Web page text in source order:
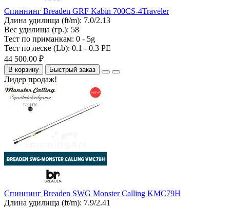
Спиннинг Breaden GRF Kabin 700CS-4Traveler
Длина удилища (ft/m): 7.0/2.13
Вес удилища (гр.): 58
Тест по приманкам: 0 - 5g
Тест по леске (Lb): 0.1 - 0.3 PE
44 500.00 ₽
В корзину Быстрый заказ
Лидер продаж!
Спиннинг Breaden SWG Monster Calling KMC79H
Длина удилища (ft/m): 7.9/2.41